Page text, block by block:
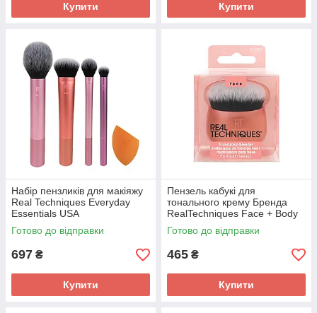
Купити Купити
Набір пензликів для макіяжу
Real Techniques Everyday
Essentials USA
Готово до відправки
697 ₴
Купити
Пензель кабукі для
тонального крему Бренда
RealTechniques Face + Body
Blender USA
Готово до відправки
465 ₴
Купити